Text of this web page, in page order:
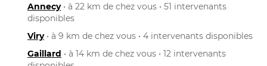
Annecy• à 22 km de chez vous • 51 intervenants
disponibles
Viry• à 9 km de chez vous • 4 intervenants disponibles
Gaillard • à 14 km de chez vous • 12 intervenants